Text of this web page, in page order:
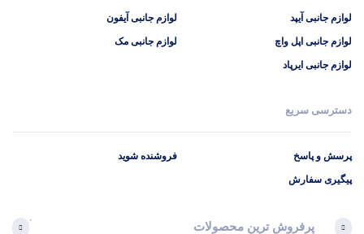
لوازم جانبی آیپد
لوازم جانبی اپل واچ
لوازم جانبی ایرپاد
لوازم جانبی آیفون
لوازم جانبی مک
دسترسی سریع
پرسش و پاسخ
پیگیری سفارش
فروشنده شوید
پرفروش ترین محصولات